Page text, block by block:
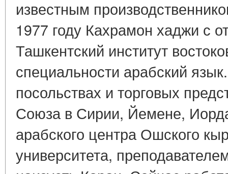
известным
1977 году Кахрамон хаджи с
Ташкентский институт
специальности арабский
посольствах и торговых
Союза в Сирии, Йемене,
арабского центра Ошского
университета,